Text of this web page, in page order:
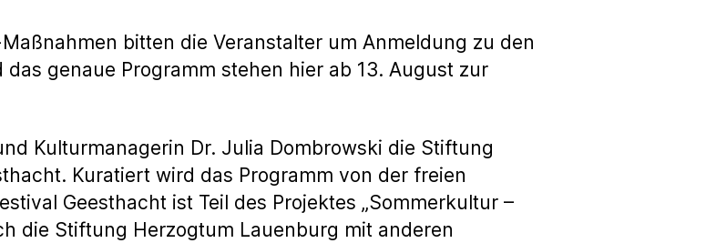
bitten die Veranstalter um Anmeldung zu den
genaue Programm stehen hier ab 13. August zur
Kulturmanagerin Dr. Julia Dombrowski die Stiftung
Kuratiert wird das Programm von der freien
Geesthacht ist Teil des Projektes „Sommerkultur –
die Stiftung Herzogtum Lauenburg mit anderen